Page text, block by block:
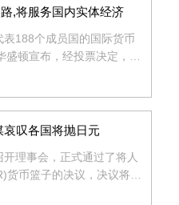
,将服务国内实体经济
188个成员国的国际货币
顿宣布，经投票决定，人
IMF将人民币纳入特别提款
哀叹各国将抛日元
理事会，正式通过了将人
币篮子的决议，决议将于
币国际化扫清剩余障